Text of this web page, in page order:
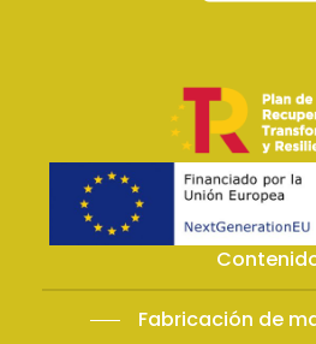
Fabricación de